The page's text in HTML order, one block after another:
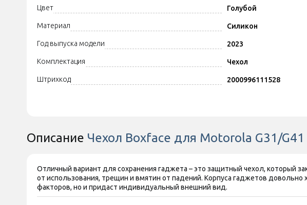
Цвет Голубой
Материал Силикон
Год выпуска модели 2023
Комплектация Чехол
Штрихкод 2000996111528
Описание Чехол Boxface для Motorola G31/
Отличный вариант для сохранения гаджета – это защитный чехол, который
от использования, трещин и вмятин от падений. Корпуса гаджетов довольно
факторов, но и придаст индивидуальный внешний вид.